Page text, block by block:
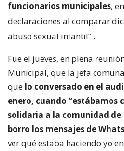
funcionarios municipales,
declaraciones al comparar
abuso sexual infantil” .
Fue el jueves, en plena
Municipal, que la jefa
que lo conversado en el
enero, cuando “estábamos
solidaria a la comunidad de
borro los mensajes de
ver qué estaba haciendo yo